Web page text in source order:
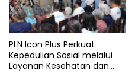
PLN Icon Plus Perkuat
Kepedulian Sosial melalui
Layanan Kesehatan dan